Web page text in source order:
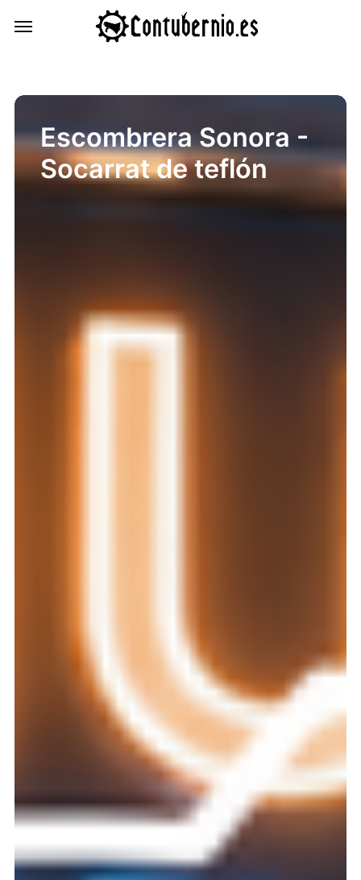
Escombrera Sonora -
Socarrat de teflón